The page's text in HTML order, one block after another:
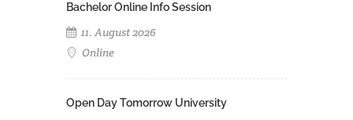
Bachelor Online Info Session
11. August 2026
Online
Open Day Tomorrow University